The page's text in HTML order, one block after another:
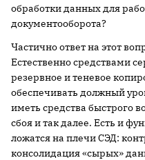
обработки данных для
документооборота?
Частично ответ на этот
Естественно средствами
резервное и теневое
обеспечивать должный
иметь средства быстрого
сбоя и так далее. Есть и
ложатся на плечи СЭД:
консолидация «сырых»